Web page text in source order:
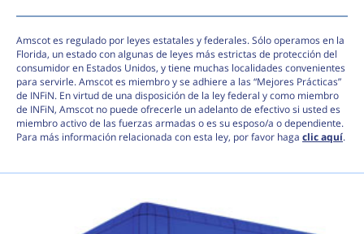
Amscot es regulado por leyes estatales y federales. Sólo operamos en la
Florida, un estado con algunas de leyes más estrictas de protección del
consumidor en Estados Unidos, y tiene muchas localidades convenientes
para servirle. Amscot es miembro y se adhiere a las “Mejores Prácticas”
de INFiN. En virtud de una disposición de la ley federal y como miembro
de INFiN, Amscot no puede ofrecerle un adelanto de efectivo si usted es
miembro activo de las fuerzas armadas o es su esposo/a o dependiente.
Para más información relacionada con esta ley, por favor haga clic aquí.